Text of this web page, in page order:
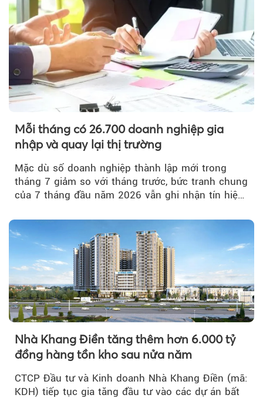
Mỗi tháng có 26.700 doanh nghiệp gia
nhập và quay lại thị trường
Mặc dù số doanh nghiệp thành lập mới trong
tháng 7 giảm so với tháng trước, bức tranh chung
của 7 tháng đầu năm 2026 vẫn ghi nhận tín hiệu
Nhà Khang Điền tăng thêm hơn 6.000 tỷ
đồng hàng tồn kho sau nửa năm
CTCP Đầu tư và Kinh doanh Nhà Khang Điền (mã:
KDH) tiếp tục gia tăng đầu tư vào các dự án bất